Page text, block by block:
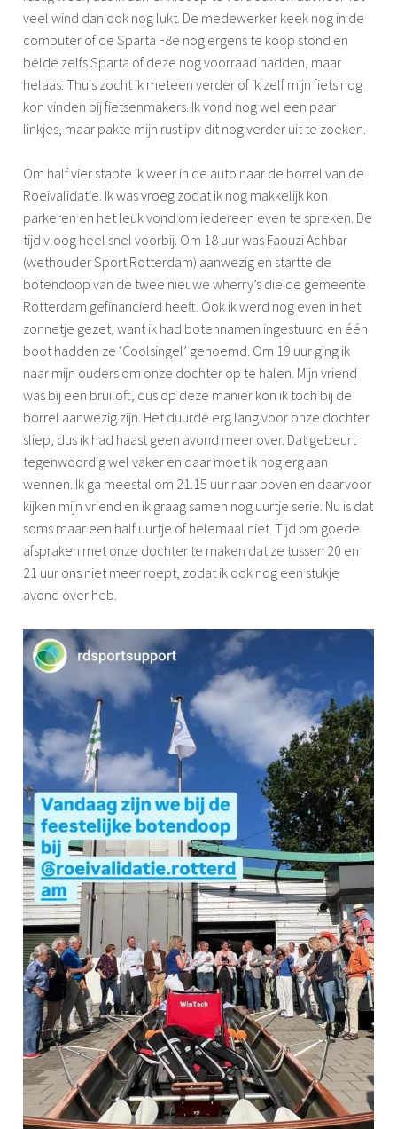
veel wind dan ook nog lukt. De medewerker keek nog in de
computer of de Sparta F8e nog ergens te koop stond en
belde zelfs Sparta of deze nog voorraad hadden, maar
helaas. Thuis zocht ik meteen verder of ik zelf mijn fiets nog
kon vinden bij fietsenmakers. Ik vond nog wel een paar
linkjes, maar pakte mijn rust ipv dit nog verder uit te zoeken.
Om half vier stapte ik weer in de auto naar de borrel van de
Roeivalidatie. Ik was vroeg zodat ik nog makkelijk kon
parkeren en het leuk vond om iedereen even te spreken. De
tijd vloog heel snel voorbij. Om 18 uur was Faouzi Achbar
(wethouder Sport Rotterdam) aanwezig en startte de
botendoop van de twee nieuwe wherry’s die de gemeente
Rotterdam gefinancierd heeft. Ook ik werd nog even in het
zonnetje gezet, want ik had botennamen ingestuurd en één
boot hadden ze ‘Coolsingel’ genoemd. Om 19 uur ging ik
naar mijn ouders om onze dochter op te halen. Mijn vriend
was bij een bruiloft, dus op deze manier kon ik toch bij de
borrel aanwezig zijn. Het duurde erg lang voor onze dochter
sliep, dus ik had haast geen avond meer over. Dat gebeurt
tegenwoordig wel vaker en daar moet ik nog erg aan
wennen. Ik ga meestal om 21.15 uur naar boven en daarvoor
kijken mijn vriend en ik graag samen nog uurtje serie. Nu is dat
soms maar een half uurtje of helemaal niet. Tijd om goede
afspraken met onze dochter te maken dat ze tussen 20 en
21 uur ons niet meer roept, zodat ik ook nog een stukje
avond over heb.